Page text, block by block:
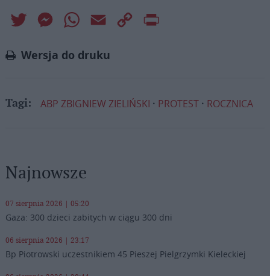
Twitter MessengerWhatsApp
Email
Copy
Wersja do druku
Tagi: ABP ZBIGNIEW ZIELIŃSKI PROTEST ROCZNICA
Najnowsze
07 sierpnia 2026 | 05:20
Gaza: 300 dzieci zabitych w ciągu 300 dni
06 sierpnia 2026 | 23:17
Bp Piotrowski uczestnikiem 45 Pieszej Pielgrzymki Kieleckiej